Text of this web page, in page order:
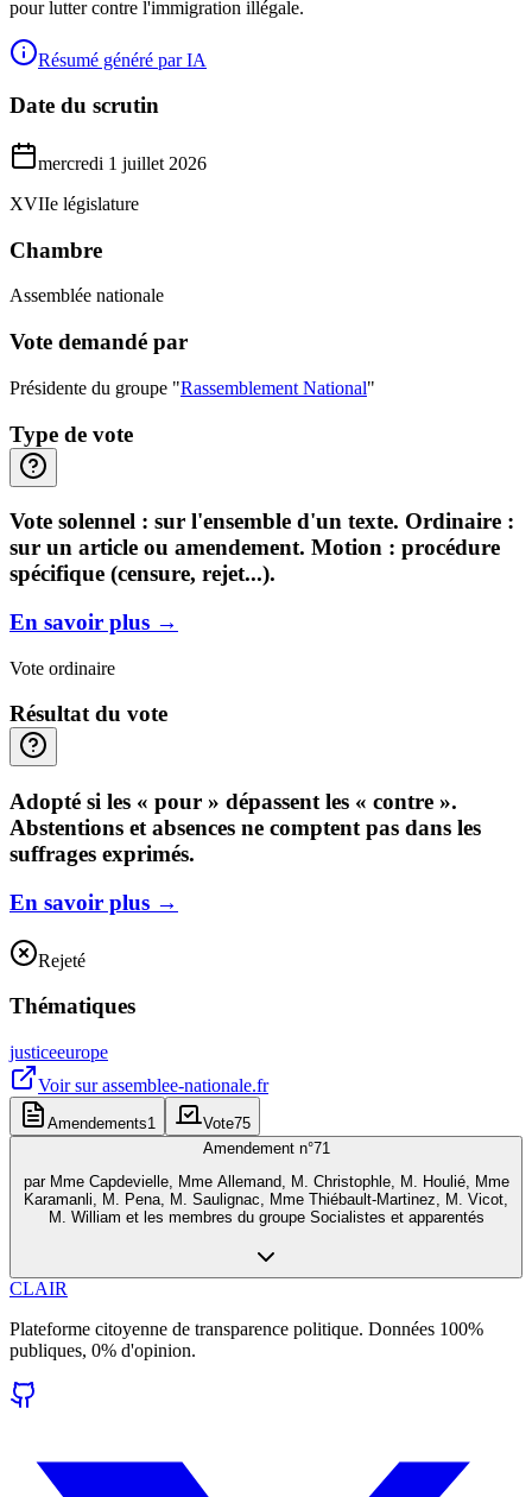
pour lutter contre l'immigration illégale.
Résumé généré par IA
Date du scrutin
mercredi 1 juillet 2026
XVIIe législature
Chambre
Assemblée nationale
Vote demandé par
Présidente du groupe "Rassemblement National"
Type de vote
Vote solennel : sur l'ensemble d'un texte. Ordinaire :
sur un article ou amendement. Motion : procédure
spécifique (censure, rejet...).
En savoir plus →
Vote ordinaire
Résultat du vote
Adopté si les « pour » dépassent les « contre ».
Abstentions et absences ne comptent pas dans les
suffrages exprimés.
En savoir plus →
Rejeté
Thématiques
justiceeurope
Voir surassemblee-nationale.fr
Amendements1 Vote75
Amendement n°71
par Mme Capdevielle, Mme Allemand, M. Christophle, M. Houlié, Mme
Karamanli, M. Pena, M. Saulignac, Mme Thiébault-Martinez, M. Vicot,
M. William et les membres du groupe Socialistes et apparentés
CLAIR
Plateforme citoyenne de transparence politique. Données 100%
publiques, 0% d'opinion.